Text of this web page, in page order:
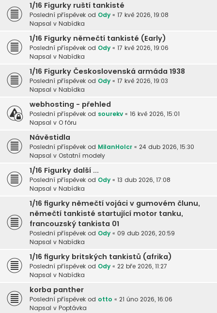
1/16 Figurky ruští tankisté
Poslední příspěvek od Ody « 17 kvě 2026, 19:08
Napsal v Nabídka
1/16 Figurky němečtí tankisté (Early)
Poslední příspěvek od Ody « 17 kvě 2026, 19:06
Napsal v Nabídka
1/16 Figurky Československá armáda 1938
Poslední příspěvek od Ody « 17 kvě 2026, 19:03
Napsal v Nabídka
webhosting - přehled
Poslední příspěvek od sourekv « 16 kvě 2026, 15:01
Napsal v O fóru
Návěstidla
Poslední příspěvek od MilanHolcr « 24 dub 2026, 15:30
Napsal v Ostatní modely
1/16 Figurky další ...
Poslední příspěvek od Ody « 13 dub 2026, 17:08
Napsal v Nabídka
1/16 figurky němečtí vojáci v gumovém člunu,
němečtí tankisté startující motor tanku,
francouzský tankista 01
Poslední příspěvek od Ody « 09 dub 2026, 20:59
Napsal v Nabídka
1/16 figurky britských tankistů (afrika)
Poslední příspěvek od Ody « 22 bře 2026, 11:27
Napsal v Nabídka
korba panther
Poslední příspěvek od otto « 21 úno 2026, 16:06
Napsal v Poptávka